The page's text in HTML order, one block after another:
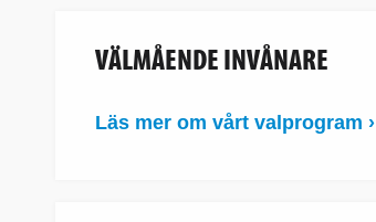
VÄLMÅENDE INVÅNARE
Läs mer om vårt valprogram ›